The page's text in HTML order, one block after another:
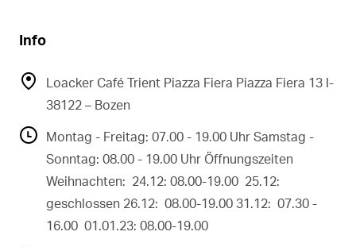
Info
Loacker Café Trient Piazza Fiera Piazza Fiera 13 I-
38122 – Bozen
Montag - Freitag: 07.00 - 19.00 Uhr Samstag -
Sonntag: 08.00 - 19.00 Uhr Öffnungszeiten
Weihnachten: 24.12: 08.00-19.00 25.12:
geschlossen 26.12: 08.00-19.00 31.12: 07.30 -
16.00 01.01.23: 08.00-19.00